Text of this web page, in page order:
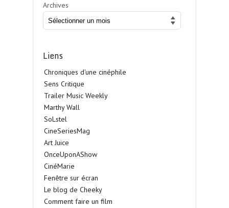
Archives
Liens
Chroniques d'une cinéphile
Sens Critique
Trailer Music Weekly
Marthy Wall
SoLstel
CineSeriesMag
Art Juice
OnceUponAShow
CinéMarie
Fenêtre sur écran
Le blog de Cheeky
Comment faire un film